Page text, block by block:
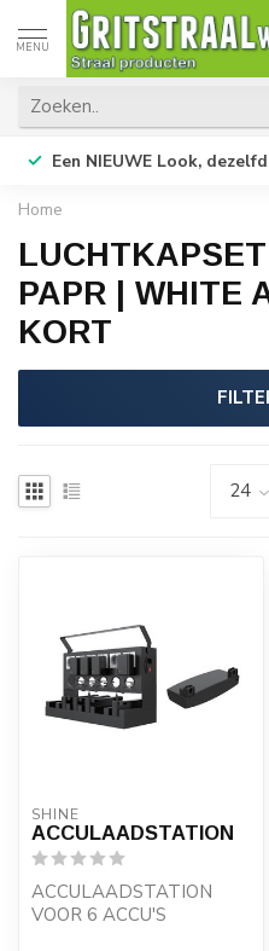
MENU
Een NIEUWE Look,
Home
PAPR | WHITE
KORT
SHINE
ACCULAADSTATION
ACCULAADSTATION
VOOR 6 ACCU'S